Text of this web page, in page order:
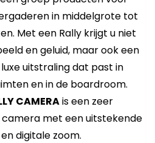
in middelgrote tot
Met een Rally krijgt u niet
en geluid, maar ook een
uitstraling dat past in
en in de boardroom.
CAMERAis een zeer
camera met een uitstekende
digitale zoom.